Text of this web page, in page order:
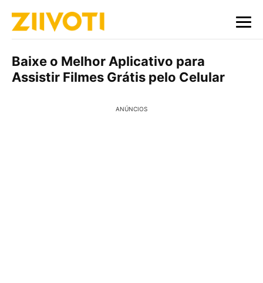
Baixe o Melhor Aplicativo para
Assistir Filmes Grátis pelo Celular
ANÚNCIOS